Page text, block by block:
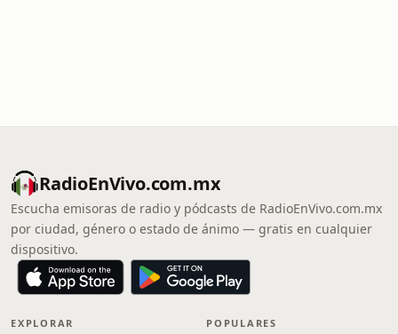
RadioEnVivo.com.mx
Escucha emisoras de radio y pódcasts de RadioEnVivo.com.mx
por ciudad, género o estado de ánimo — gratis en cualquier
dispositivo.
EXPLORAR POPULARES